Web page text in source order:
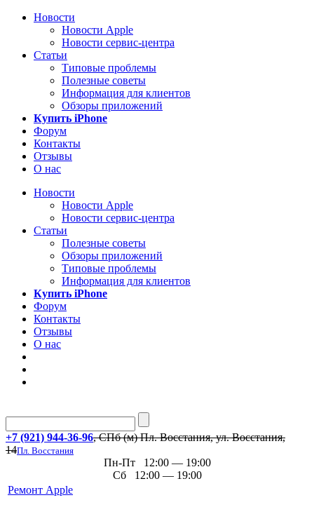
Новости
Новости Apple
Новости сервис-центра
Статьи
Типовые проблемы
Полезные советы
Информация для клиентов
Обзоры приложений
Купить iPhone
Форум
Контакты
Отзывы
О нас
Новости
Новости Apple
Новости сервис-центра
Статьи
Полезные советы
Обзоры приложений
Типовые проблемы
Информация для клиентов
Купить iPhone
Форум
Контакты
Отзывы
О нас
+7 (921) 944-36-96, СПб (м) Пл. Восстания, ул. Восстания,
14Пл. Восстания
Пн-Пт 12:00 — 19:00
Сб 12:00 — 19:00
Ремонт Apple